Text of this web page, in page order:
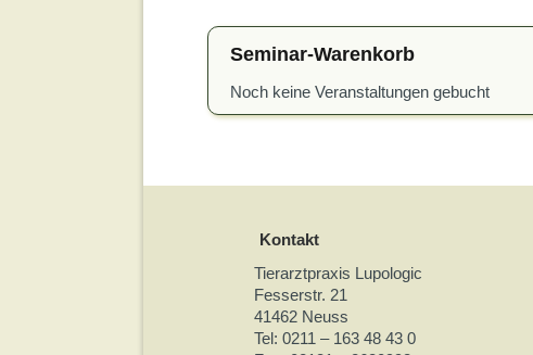
Seminar-Warenkorb
Noch keine Veranstaltungen gebucht
Kontakt
Tierarztpraxis Lupologic
Fesserstr. 21
41462 Neuss
Tel: 0211 – 163 48 43 0